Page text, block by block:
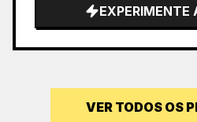
pedestrian viewpoint.
EXPERIMENTE
VER TODOS OS